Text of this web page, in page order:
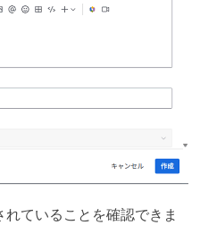
ていることを確認できま